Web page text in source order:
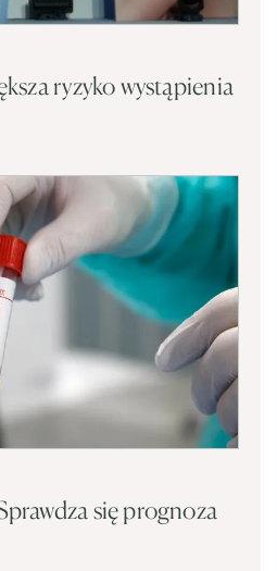
ryzyko wystąpienia
się prognoza